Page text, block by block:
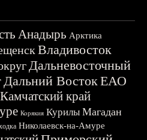
Анадырь Арктика
Владивосток
Дальневосточный
Дальний ВостокЕАО
Камчатский край
Корякия Курилы Магадан
Николаевск-на-Амуре